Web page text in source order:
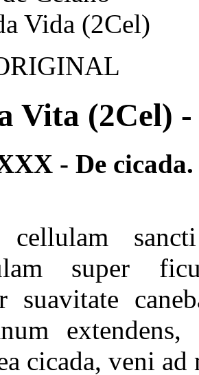
Vida (2Cel)
Vita (2Cel) -
- De cicada.
super
suavitate
cicada, veni